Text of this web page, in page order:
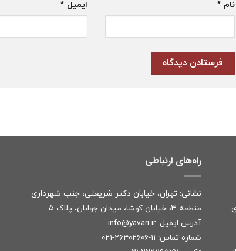
نام* ایمیل *
راه‌های ارتباطی
نشانی: تهران، خیابان دکتر شریعتی، جنب شهرداری
منطقه ۳، خیابان کوشا، میدان جوانان، پلاک ۵
آدرس ایمیل: info@yavari.ir
شماره تماس: ۱۱-۲۶۴۰۲۶۰۶-۰۲۱